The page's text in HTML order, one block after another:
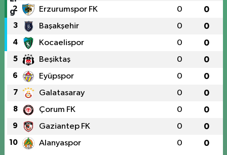
2 Erzurumspor FK 0 0
3 Başakşehir 0 0
4 Kocaelispor 0 0
5 Beşiktaş 0 0
6 Eyüpspor 0 0
7 Galatasaray 0 0
8 Çorum FK 0 0
9 Gaziantep FK 0 0
10 Alanyaspor 0 0